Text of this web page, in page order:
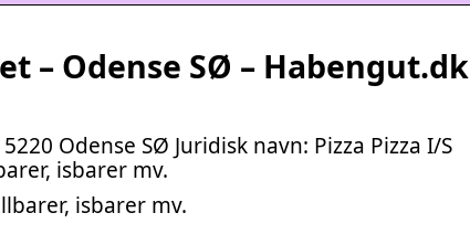
– Odense SØ – Habengut.dk
Odense SØ Juridisk navn: Pizza Pizza I/S
isbarer mv.
isbarer mv.